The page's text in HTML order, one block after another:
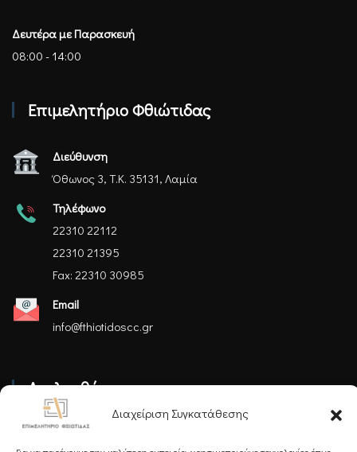
Διαχείριση Συγκατάθεσης
Δευτέρα με Παρασκευή
08:00 - 14:00
Επιμελητήριο Φθιώτιδας
Διεύθυνση
Όθωνος 3, Τ.Κ. 35131, Λαμία
Τηλέφωνο
22310 22112
22310 21395
Fax: 22310 30985
Email
info@fthiotidoscc.gr
Ακολουθήστε μας